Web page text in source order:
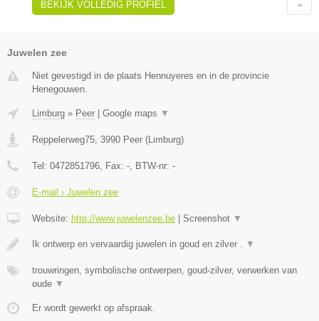
BEKIJK VOLLEDIG PROFIEL
Juwelen zee
Niet gevestigd in de plaats Hennuyeres en in de provincie
Henegouwen.
Limburg » Peer Google maps ▼
Reppelerweg75, 3990 Peer (Limburg)
Tel: 0472851796, Fax: -, BTW-nr: -
E-mail › Juwelen zee
Website: http://www.juwelenzee.be Screenshot ▼
Ik ontwerp en vervaardig juwelen in goud en zilver . ▼
trouwringen, symbolische ontwerpen, goud-zilver, verwerken van
oude ▼
Er wordt gewerkt op afspraak.